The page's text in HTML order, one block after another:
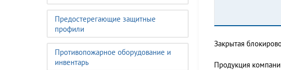
Предостерегающие защитные
профили
Противопожарное оборудование и
инвентарь
Закрытая
Продукция